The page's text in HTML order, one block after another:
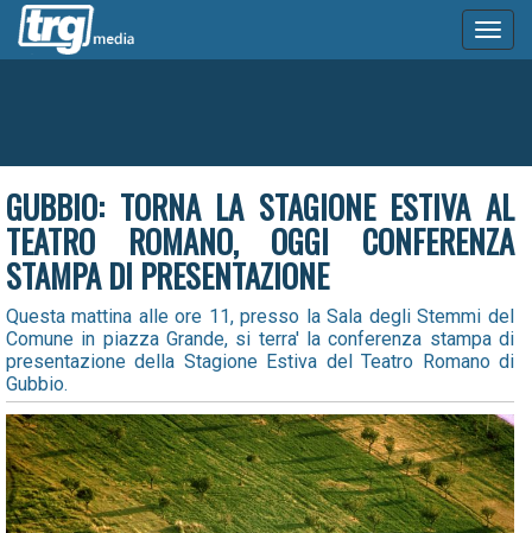
GUBBIO: TORNA LA STAGIONE ESTIVA AL
TEATRO ROMANO, OGGI CONFERENZA
STAMPA DI PRESENTAZIONE
Questa mattina alle ore 11, presso la Sala degli Stemmi del
Comune in piazza Grande, si terra' la conferenza stampa di
presentazione della Stagione Estiva del Teatro Romano di
Gubbio.